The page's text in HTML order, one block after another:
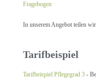
Fragebogen
In unserem Angebot teilen
Tarifbeispiel
Tarifbeispiel Pflegegrad 3 -